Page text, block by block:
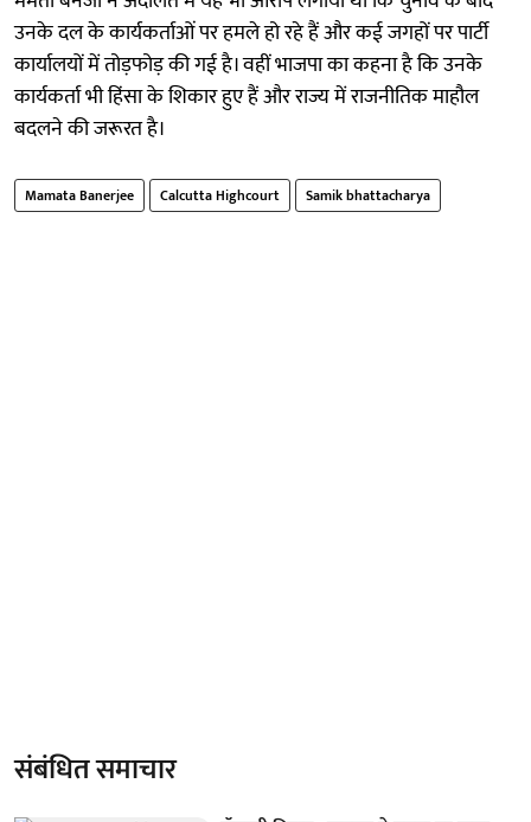
उनके दल के कार्यकर्ताओं पर हमले हो रहे हैं और कई जगहों पर पार्टी
कार्यालयों में तोड़फोड़ की गई है। वहीं भाजपा का कहना है कि उनके
कार्यकर्ता भी हिंसा के शिकार हुए हैं और राज्य में राजनीतिक माहौल
बदलने की जरूरत है।
Mamata Banerjee Calcutta Highcourt Samik bhattacharya
संबंधित समाचार